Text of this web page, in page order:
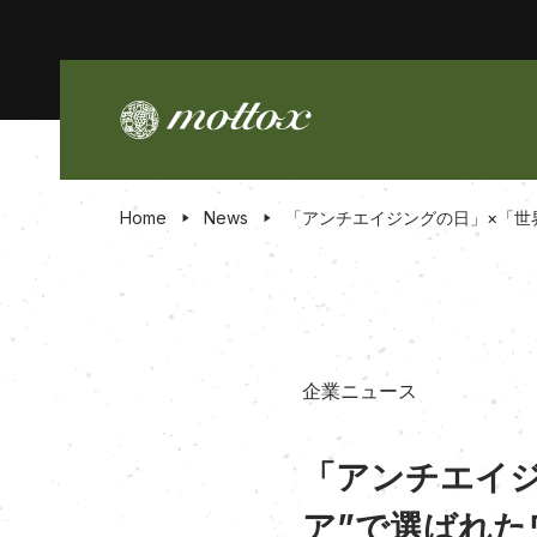
Home News 「アンチエイジングの日」×「
企業ニュース
「アンチエイ
ア”で選ばれ